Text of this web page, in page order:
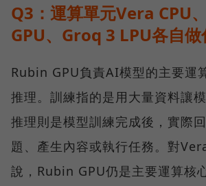
Q3：運算單元Vera CPU
GPU、Groq 3 LPU各自做
Rubin GPU負責AI模型的主要運
推理。訓練指的是用大量資料讓
推理則是模型訓練完成後，實際
題、產生內容或執行任務。對
說，Rubin GPU仍是主要運算核